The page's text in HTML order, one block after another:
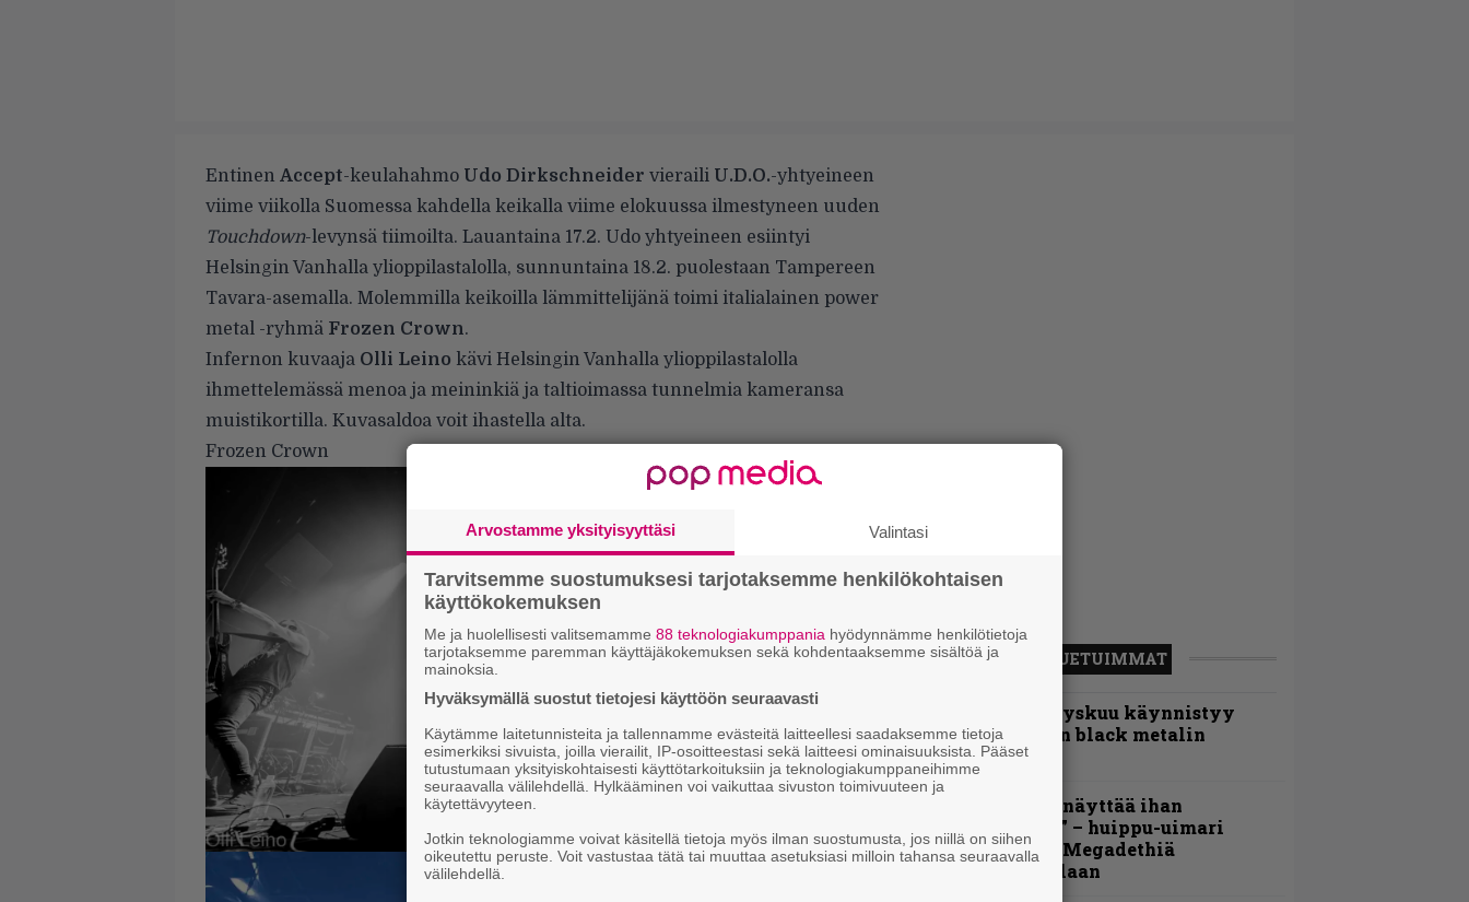
Entinen Accept-keulahahmo Udo Dirkschneider vieraili U.D.O.-yhtyeineen
viime viikolla Suomessa kahdella keikalla viime elokuussa ilmestyneen uuden
Touchdown-levynsä tiimoilta. Lauantaina 17.2. Udo yhtyeineen esiintyi
Helsingin Vanhalla ylioppilastalolla, sunnuntaina 18.2. puolestaan Tampereen
Tavara-asemalla. Molemmilla keikoilla lämmittelijänä toimi italialainen power
metal -ryhmä Frozen Crown.
Infernon kuvaaja Olli Leino kävi Helsingin Vanhalla ylioppilastalolla
ihmettelemässä menoa ja meininkiä ja taltioimassa tunnelmia kameransa
muistikortilla. Kuvasaldoa voit ihastella alta.
Frozen Crown
LUETUIMMAT
Espoon syyskuu käynnistyy
kotimaisen black metalin
merkeissä
”Mitalini näyttää ihan
plektralta” – huippu-uimari
jamittelee Megadethiä
palkinnollaan
Arvostamme yksityisyyttäsi Valintasi
Tarvitsemme suostumuksesi tarjotaksemme henkilökohtaisen
käyttökokemuksen
Me ja huolellisesti valitsemamme 88 teknologiakumppania hyödynnämme henkilötietoja
tarjotaksemme paremman käyttäjäkokemuksen sekä kohdentaaksemme sisältöä ja
mainoksia.
Hyväksymällä suostut tietojesi käyttöön seuraavasti
Käytämme laitetunnisteita ja tallennamme evästeitä laitteellesi saadaksemme tietoja
esimerkiksi sivuista, joilla vierailit, IP-osoitteestasi sekä laitteesi ominaisuuksista. Pääset
tutustumaan yksityiskohtaisesti käyttötarkoituksiin ja teknologiakumppaneihimme
seuraavalla välilehdellä. Hylkääminen voi vaikuttaa sivuston toimivuuteen ja
käytettävyyteen.
Jotkin teknologiamme voivat käsitellä tietoja myös ilman suostumusta, jos niillä on siihen
oikeutettu peruste. Voit vastustaa tätä tai muuttaa asetuksiasi milloin tahansa seuraavalla
välilehdellä.